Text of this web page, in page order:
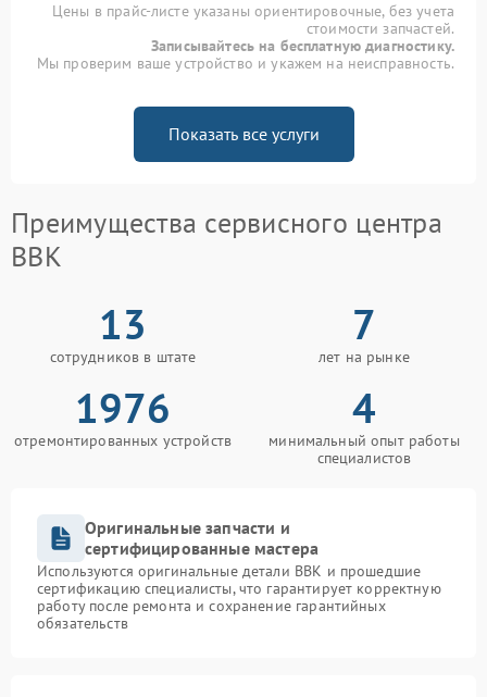
Цены в прайс-листе указаны ориентировочные, без учета
стоимости запчастей.
Записывайтесь на бесплатную диагностику.
Мы проверим ваше устройство и укажем на неисправность.
Показать все услуги
Преимущества сервисного центра
BBK
13
сотрудников в штате
7
лет на рынке
1976
отремонтированных устройств
4
минимальный опыт работы
специалистов
Оригинальные запчасти и
сертифицированные мастера
Используются оригинальные детали BBK и прошедшие
сертификацию специалисты, что гарантирует корректную
работу после ремонта и сохранение гарантийных
обязательств